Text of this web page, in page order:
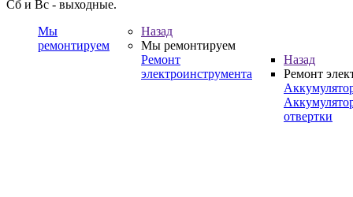
Сб и Вс - выходные.
Мы
ремонтируем
Назад
Мы ремонтируем
Ремонт
электроинструмента
Назад
Ремонт
отвертки